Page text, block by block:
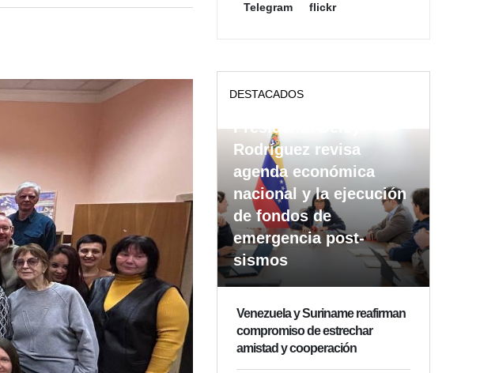
Telegram flickr
DESTACADOS
Presidenta Delcy
Rodríguez revisa
agenda económica
nacional y la ejecución
de fondos de
emergencia post-
sismos
Venezuela y Suriname reafirman
compromiso de estrechar
amistad y cooperación